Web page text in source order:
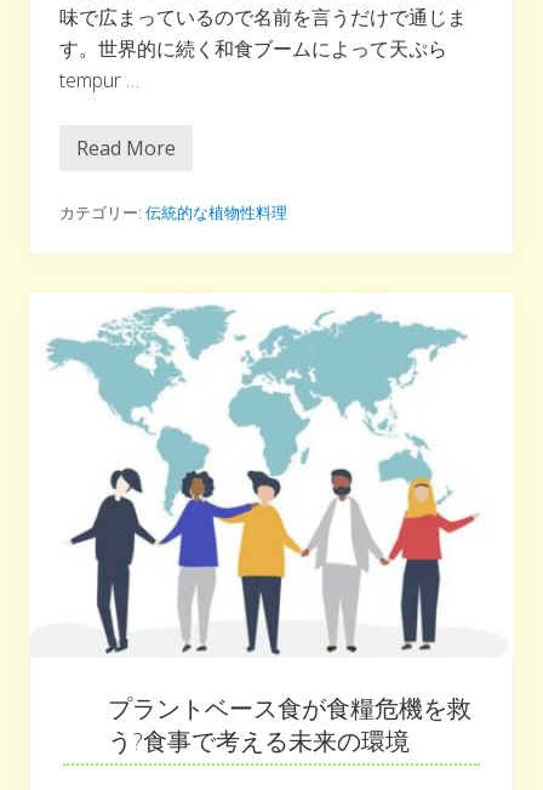
味で広まっているので名前を言うだけで通じま
す。世界的に続く和食ブームによって天ぷら
tempur …
海
独
の
化
を
遂
げ
る
司
S
S
H
I
植
物
性
料
理
の
寿
と
は
Read More
カテゴリー: 伝統的な植物性料理
プラントベース食が食糧危機を救
う?食事で考える未来の環境